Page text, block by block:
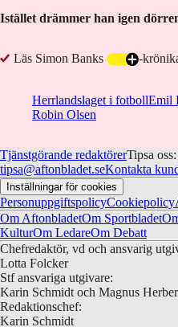
Istället drämmer han igen
Läs Simon Banks -
Herrlandslaget i fotbollEmil
Robin Olsen
Tjänstgörande redaktörerTipsa
tipsa@aftonbladet.seKontakta
Inställningar för cookies
PersonuppgiftspolicyCookiepolicy
Om AftonbladetOm Sportbladet
KulturOm LedareOm Debatt
Chefredaktör, vd och ansvarig
Lotta Folcker
Stf ansvariga utgivare:
Karin Schmidt och Magnus
Redaktionschef:
Karin Schmidt